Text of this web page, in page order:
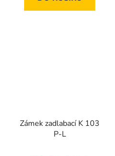
Zámek zadlabací K 103
P-L